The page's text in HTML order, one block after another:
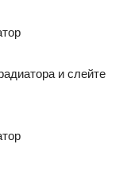
и слейте